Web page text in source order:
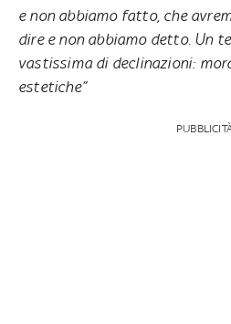
e non abbiamo fatto, che
dire e non abbiamo detto. Un
vastissima di declinazioni:
estetiche”